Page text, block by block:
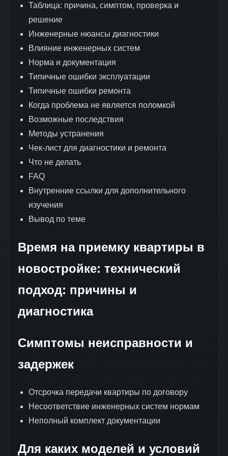
Таблица: причина, симптом, проверка и
решение
Инженерные нюансы диагностики
Влияние инженерных систем
Норма и документация
Типичные ошибки эксплуатации
Типичные ошибки ремонта
Когда проблема не является поломкой
Возможные последствия
Методы устранения
Чек-лист для диагностики и ремонта
Что не делать
FAQ
Внутренние ссылки для дополнительного
изучения
Вывод по теме
Время на приемку квартиры в
новостройке: технический
подход: причины и
диагностика
Симптомы неисправности и
задержек
Отсрочка передачи квартиры по договору
Несоответствие инженерных систем нормам
Неполный комплект документации
Для каких моделей и условий